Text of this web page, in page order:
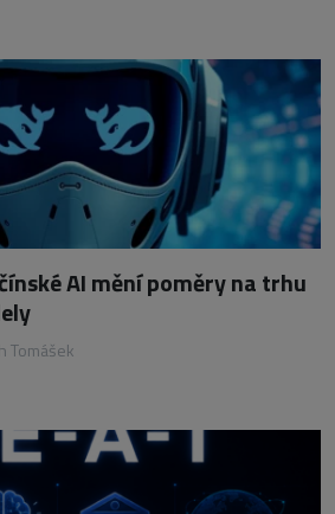
AI mění poměry na trhu
Tomášek